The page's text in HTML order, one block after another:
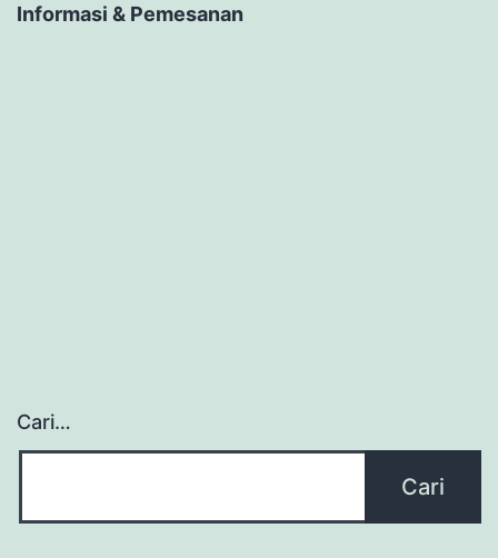
Informasi & Pemesanan
Galeri